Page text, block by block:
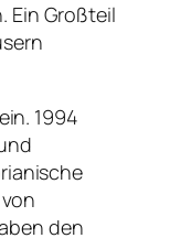
Ein Großteil
1994
den